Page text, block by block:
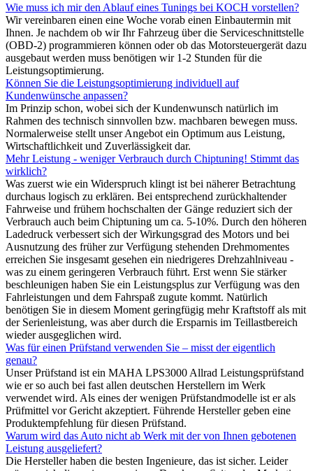
Wie muss ich mir den Ablauf eines Tunings bei KOCH vorstellen?
Wir vereinbaren einen eine Woche vorab einen Einbautermin mit
Ihnen. Je nachdem ob wir Ihr Fahrzeug über die Serviceschnittstelle
(OBD-2) programmieren können oder ob das Motorsteuergerät dazu
ausgebaut werden muss benötigen wir 1-2 Stunden für die
Leistungsoptimierung.
Können Sie die Leistungsoptimierung individuell auf
Kundenwünsche anpassen?
Im Prinzip schon, wobei sich der Kundenwunsch natürlich im
Rahmen des technisch sinnvollen bzw. machbaren bewegen muss.
Normalerweise stellt unser Angebot ein Optimum aus Leistung,
Wirtschaftlichkeit und Zuverlässigkeit dar.
Mehr Leistung - weniger Verbrauch durch Chiptuning! Stimmt das
wirklich?
Was zuerst wie ein Widerspruch klingt ist bei näherer Betrachtung
durchaus logisch zu erklären. Bei entsprechend zurückhaltender
Fahrweise und frühem hochschalten der Gänge reduziert sich der
Verbrauch auch beim Chiptuning um ca. 5-10%. Durch den höheren
Ladedruck verbessert sich der Wirkungsgrad des Motors und bei
Ausnutzung des früher zur Verfügung stehenden Drehmomentes
erreichen Sie insgesamt gesehen ein niedrigeres Drehzahlniveau -
was zu einem geringeren Verbrauch führt. Erst wenn Sie stärker
beschleunigen haben Sie ein Leistungsplus zur Verfügung was den
Fahrleistungen und dem Fahrspaß zugute kommt. Natürlich
benötigen Sie in diesem Moment geringfügig mehr Kraftstoff als mit
der Serienleistung, was aber durch die Ersparnis im Teillastbereich
wieder ausgeglichen wird.
Was für einen Prüfstand verwenden Sie – misst der eigentlich
genau?
Unser Prüfstand ist ein MAHA LPS3000 Allrad Leistungsprüfstand
wie er so auch bei fast allen deutschen Herstellern im Werk
verwendet wird. Als eines der wenigen Prüfstandmodelle ist er als
Prüfmittel vor Gericht akzeptiert. Führende Hersteller geben eine
Produktempfehlung für diesen Prüfstand.
Warum wird das Auto nicht ab Werk mit der von Ihnen gebotenen
Leistung ausgeliefert?
Die Hersteller haben die besten Ingenieure, das ist sicher. Leider